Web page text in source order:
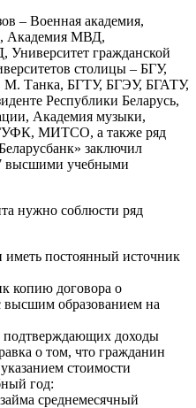
– Военная академия,
Академия МВД,
гражданской
столицы – БГУ,
Танка, БГТУ, БГЭУ, БГАТУ,
Республики Беларусь,
Академия музыки,
МИТСО, а также ряд
заключил
высшими учебными
нужно соблюсти ряд
иметь постоянный источник
копию договора о
высшим образованием на
подтверждающих доходы
о том, что гражданин
стоимости
год:
среднемесячный